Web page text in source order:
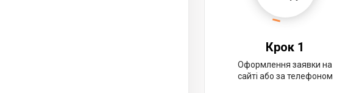
Крок 1
Оформлення заявки на
сайті або за телефоном